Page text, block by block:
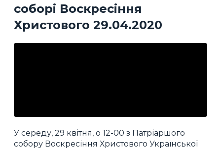
соборі Воскресіння
Христового 29.04.2020
У середу, 29 квітня, о 12-00 з Патріаршого
собору Воскресіння Христового Української